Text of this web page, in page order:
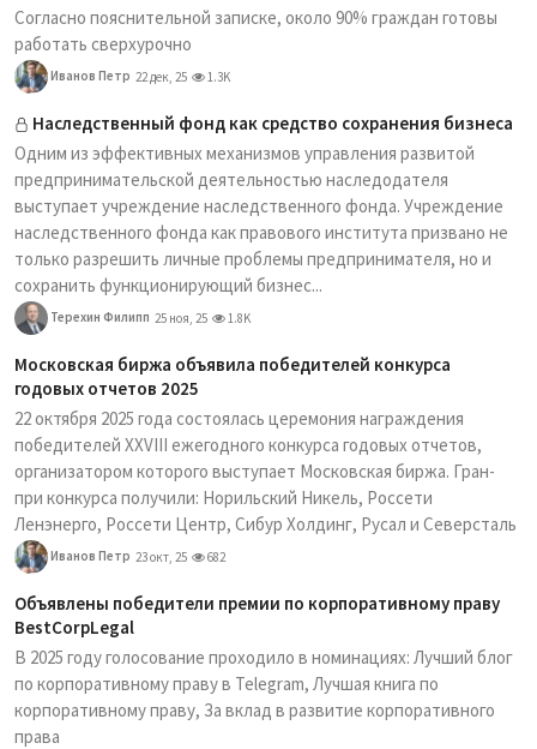
Согласно пояснительной записке, около 90% граждан готовы
работать сверхурочно
Иванов Петр 22 дек, 25 1.3K
Наследственный фонд как средство сохранения бизнеса
Одним из эффективных механизмов управления развитой
предпринимательской деятельностью наследодателя
выступает учреждение наследственного фонда. Учреждение
наследственного фонда как правового института призвано не
только разрешить личные проблемы предпринимателя, но и
сохранить функционирующий бизнес...
Терехин Филипп 25 ноя, 25 1.8K
Московская биржа объявила победителей конкурса
годовых отчетов 2025
22 октября 2025 года состоялась церемония награждения
победителей XXVIII ежегодного конкурса годовых отчетов,
организатором которого выступает Московская биржа. Гран-
при конкурса получили: Норильский Никель, Россети
Ленэнерго, Россети Центр, Сибур Холдинг, Русал и Северсталь
Иванов Петр 23 окт, 25 682
Объявлены победители премии по корпоративному праву
BestCorpLegal
В 2025 году голосование проходило в номинациях: Лучший блог
по корпоративному праву в Telegram, Лучшая книга по
корпоративному праву, За вклад в развитие корпоративного
права